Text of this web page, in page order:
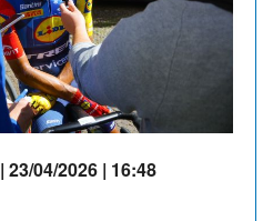
| 23/04/2026 | 16:48